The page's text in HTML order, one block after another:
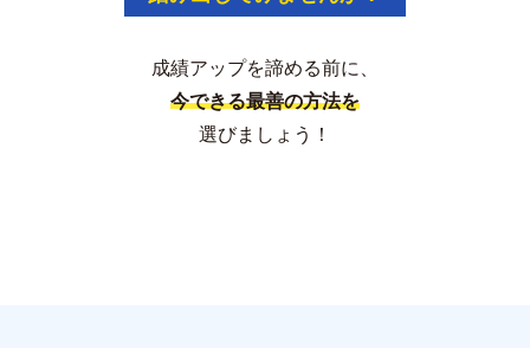
成績アップを諦める前に、
今できる最善の方法を
選びましょう！